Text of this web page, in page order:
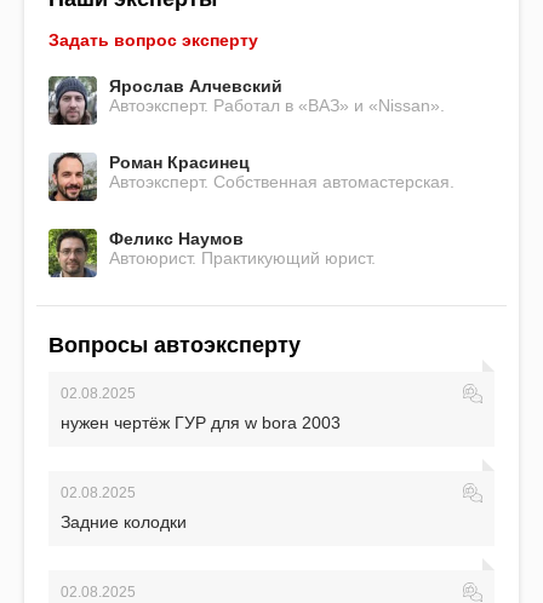
Задать вопрос эксперту
Ярослав Алчевский
Автоэксперт. Работал в «ВАЗ» и «Nissan».
Роман Красинец
Автоэксперт. Собственная автомастерская.
Феликс Наумов
Автоюрист. Практикующий юрист.
Вопросы автоэксперту
02.08.2025
нужен чертёж ГУР для w bora 2003
02.08.2025
Задние колодки
02.08.2025